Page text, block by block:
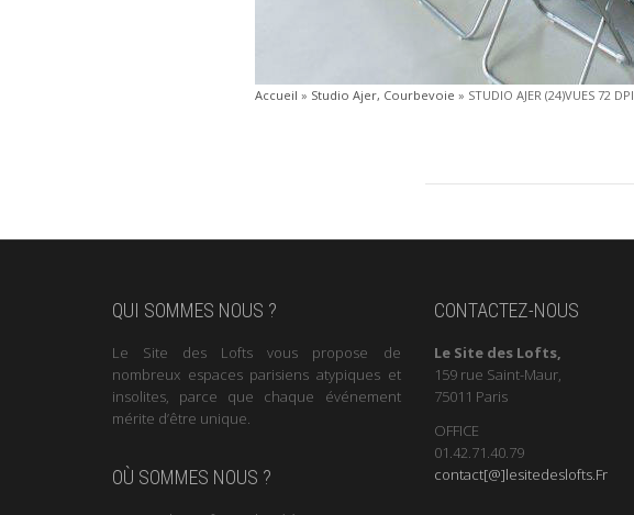
Accueil » Studio Ajer, Courbevoie » STUDIO AJER (24)VUES 72 DPI
QUI SOMMES NOUS ?
Le Site des Lofts vous propose de
nombreux espaces parisiens atypiques et
insolites, parce que chaque événement
mérite d’être unique.
OÙ SOMMES NOUS ?
CONTACTEZ-NOUS
Le Site des Lofts,
159 rue Saint-Maur,
75011 Paris
OFFICE
01.42.71.40.79
contact[@]lesitedeslofts.Fr